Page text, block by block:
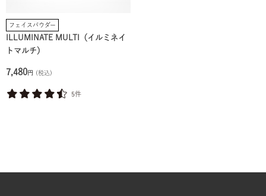
フェイスパウダー
ILLUMINATE MULTI（イルミネイ
トマルチ）
7,480 円 (税込)
5件